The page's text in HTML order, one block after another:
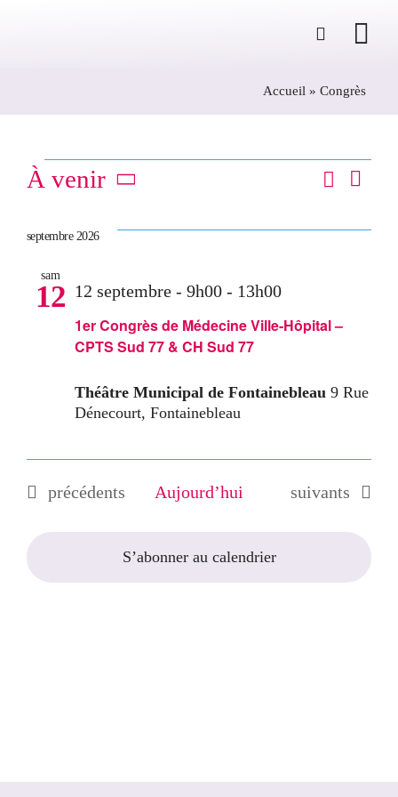
Accueil »Congrès
Évènements
et
de
vues
Liste
À venir
une
septembre 2026
sam
12
1er Congrès de Médecine Ville-Hôpital –
CPTS Sud 77 & CH Sud 77
12 septembre - 9h00 - 13h00
Théâtre Municipal de Fontainebleau 9 Rue
Dénecourt, Fontainebleau
Évènements
précédents Aujourd’hui Évènements
suivants
S’abonner au calendrier